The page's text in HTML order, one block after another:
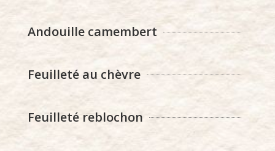
Andouille camembert
Feuilleté au chèvre
Feuilleté reblochon